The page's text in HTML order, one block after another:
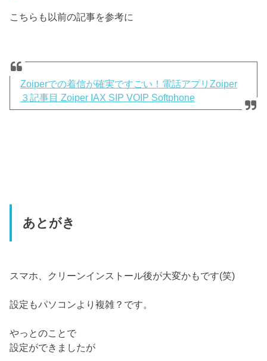
こちらも以前の記事を参考に
Zoiperでの着信が確実ですごい！電話アプリZoiper
３記事目 Zoiper IAX SIP VOIP Softphone
あとがき
スマホ、クリーンインストール後が大変かもです(笑)
設定もパソコンより複雑？です。
やっとのことで
設定ができましたが